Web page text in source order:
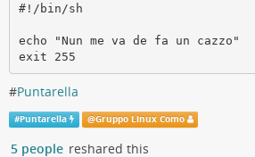
#!/bin/sh
echo "Nun me va de fa un cazzo"
exit 255
#Puntarella
#Puntarella @Gruppo Linux Como
5 people reshared this